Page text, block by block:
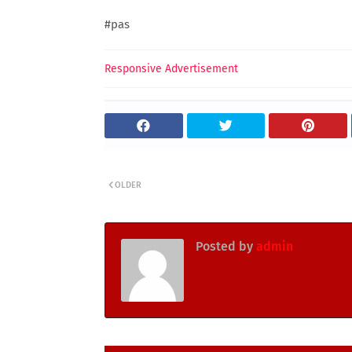
#pas
Responsive Advertisement
OLDER
Posted by admin